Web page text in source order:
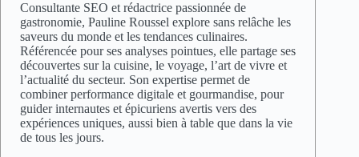
Consultante SEO et rédactrice passionnée de
gastronomie, Pauline Roussel explore sans relâche les
saveurs du monde et les tendances culinaires.
Référencée pour ses analyses pointues, elle partage ses
découvertes sur la cuisine, le voyage, l’art de vivre et
l’actualité du secteur. Son expertise permet de
combiner performance digitale et gourmandise, pour
guider internautes et épicuriens avertis vers des
expériences uniques, aussi bien à table que dans la vie
de tous les jours.